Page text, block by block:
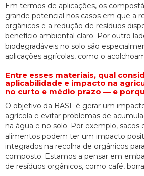
Em termos de aplicações, os
grande potencial nos casos em que a
orgânicos e a redução de resíduos
benefício ambiental claro. Por outro
biodegradáveis no solo são
aplicações agrícolas, como o
Entre esses materiais, qual
aplicabilidade e impacto na
no curto e médio prazo — e
O objetivo da BASF é gerar um
agrícola e evitar problemas de
na água e no solo. Por exemplo, sacos
alimentos podem ter um impacto
integrados na recolha de orgânicos
composto. Estamos a pensar em
de resíduos orgânicos, como café,